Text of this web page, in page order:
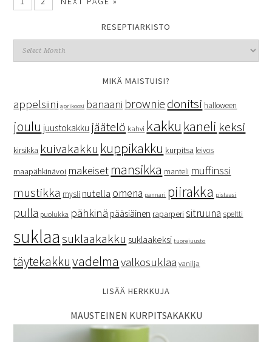
RESEPTIARKISTO
MIKÄ MAISTUISI?
appelsiini aprikoosi banaani brownie donitsi halloween
joulu juustokakku jäätelö kahvi kakku kaneli keksi
kirsikka kuivakakku kuppikakku kurpitsa leivos
maapähkinävoi makeiset mansikka manteli muffinssi
mustikka mysli nutella omena pannari piirakka pistaasi
pulla puolukka pähkinä pääsiäinen raparperi sitruuna speltti
suklaa suklaakakku suklaakeksi tuorejuusto
täytekakkuvadelma valkosuklaa vanilja
LISÄÄ HERKKUJA
MAUSTEINEN KURPITSAKAKKU